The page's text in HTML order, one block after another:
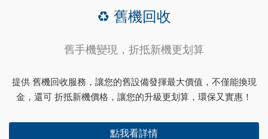
♻️ 舊機回收
舊手機變現，折抵新機更划算
提供 舊機回收服務，讓您的舊設備發揮最大價值，不僅能換現
金，還可 折抵新機價格，讓您的升級更划算，環保又實惠！
點我看詳情